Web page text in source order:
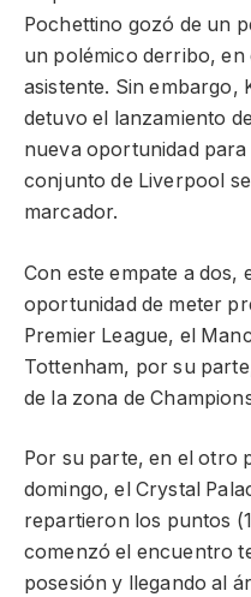
Pochettino gozó de un
un polémico derribo, en
asistente. Sin embargo,
detuvo el lanzamiento
nueva oportunidad para
conjunto de Liverpool
marcador.
Con este empate a dos,
oportunidad de meter
Premier League, el
Tottenham, por su
de la zona de
Por su parte, en el otro
domingo, el Crystal
repartieron los puntos
comenzó el encuentro
posesión y llegando al